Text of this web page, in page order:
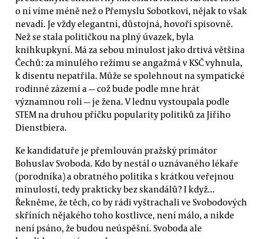
o ní víme méně než o Přemyslu Sobotkovi, nějak to však
nevadí. Je vždy elegantní, důstojná, hovoří spisovně.
Než se stala političkou na plný úvazek, byla
knihkupkyní. Má za sebou minulost jako drtivá většina
Čechů: za minulého režimu se angažmá v KSČ vyhnula,
k disentu nepatřila. Může se spolehnout na sympatické
rodinné zázemí a — což bude podle mne hrát
významnou roli — je žena. V lednu vystoupala podle
STEM na druhou příčku popularity politiků za Jiřího
Dienstbiera.
Ke kandidatuře je přemlouván pražský primátor
Bohuslav Svoboda. Kdo by nestál o uznávaného lékaře
(porodníka) a obratného politika s krátkou veřejnou
minulostí, tedy prakticky bez skandálů? I když...
Řekněme, že těch, co by rádi vyštrachali ve Svobodových
skříních nějakého toho kostlivce, není málo, a nikde
není psáno, že budou neúspěšní. Svoboda ale